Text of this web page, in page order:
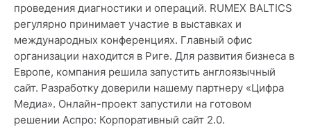
проведения диагностики и операций. RUMEX BALTICS
регулярно принимает участие в выставках и
международных конференциях. Главный офис
организации находится в Риге. Для развития бизнеса в
Европе, компания решила запустить англоязычный
сайт. Разработку доверили нашему партнеру «Цифра
Медиа». Онлайн-проект запустили на готовом
решении Аспро: Корпоративный сайт 2.0.